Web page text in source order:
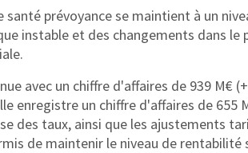
prévoyance se maintient à un
instable et des changements dans le
avec un chiffre d'affaires de 939 M€
enregistre un chiffre d'affaires de 655
des taux, ainsi que les ajustements
de maintenir le niveau de rentabilité